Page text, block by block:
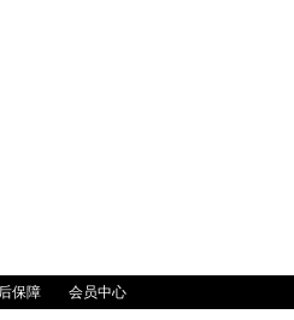
保障 会员中心